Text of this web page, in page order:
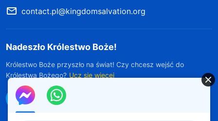
contact.pl@kingdomsalvation.org
Nadeszło Królestwo Boże!
Królestwo Boże przyszło na świat! Czy chcesz wejść do
Królestwa Bożego? Ucz się więcej
Połącz się z nami w Messengerze